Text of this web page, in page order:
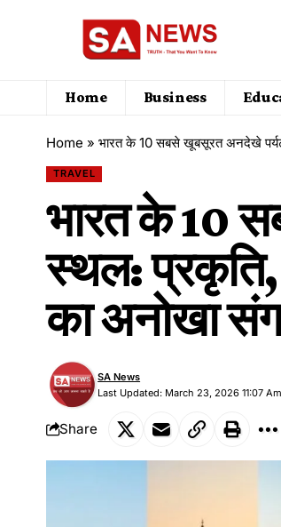
Home Business
Home » भारत के 10 सबसे खूबसूरत अनदेखे
TRAVEL
भारत के 10
स्थल:
का अनोखा
Last Updated: March 23, 2026 11:07 Am
SA News
Share